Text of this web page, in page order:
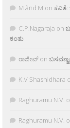
M âñd M on ಕವಿತೆ:
C.P.Nagaraja on
ಕಂತು
ರಾಜೀವ್ on
K.V Shashidhara
Raghuramu N.V.
Raghuramu N.V.